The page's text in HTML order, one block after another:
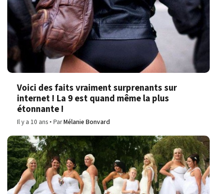
Voici des faits vraiment surprenants sur
internet ! La 9 est quand même la plus
étonnante !
Il y a 10 ans ParMélanie Bonvard